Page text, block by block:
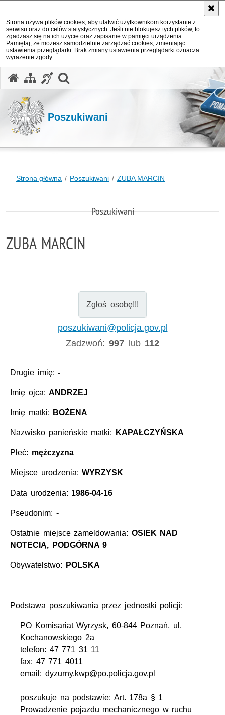
Strona używa plików cookies, aby ułatwić użytkownikom korzystanie z
serwisu oraz do celów statystycznych. Jeśli nie blokujesz tych plików, to
zgadzasz się na ich użycie oraz zapisanie w pamięci urządzenia.
Pamiętaj, że możesz samodzielnie zarządzać cookies, zmieniając
ustawienia przeglądarki. Brak zmiany ustawienia przeglądarki oznacza
wyrażenie zgody.
Poszukiwani
Strona główna Poszukiwani ZUBA MARCIN
Poszukiwani
ZUBA MARCIN
Zgłoś osobę!!!
poszukiwani@policja.gov.pl
Zadzwoń:997 lub 112
Drugie imię:-
Imię ojca:ANDRZEJ
Imię matki: BOŻENA
Nazwisko panieńskie matki: KAPAŁCZYŃSKA
Płeć: mężczyzna
Miejsce urodzenia:WYRZYSK
Data urodzenia: 1986-04-16
Pseudonim: -
Ostatnie miejsce zameldowania: OSIEK NAD
NOTECIĄ, PODGÓRNA 9
Obywatelstwo: POLSKA
Podstawa poszukiwania przez jednostki policji:
PO Komisariat Wyrzysk, 60-844 Poznań, ul.
Kochanowskiego 2a
telefon: 47 771 31 11
fax: 47 771 4011
email: dyzurny.kwp@po.policja.gov.pl
poszukuje na podstawie: Art. 178a § 1
Prowadzenie pojazdu mechanicznego w ruchu